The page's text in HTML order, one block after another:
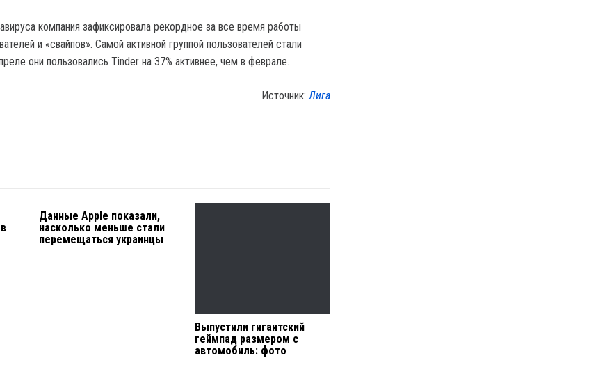
компания зафиксировала рекордное за все время работы
и «свайпов». Самой активной группой пользователей стали
они пользовались Tinder на 37% активнее, чем в феврале.
Источник:Лига
Данные Apple показали,
насколько меньше стали
перемещаться украинцы
Выпустили гигантский
геймпад размером с
автомобиль: фото